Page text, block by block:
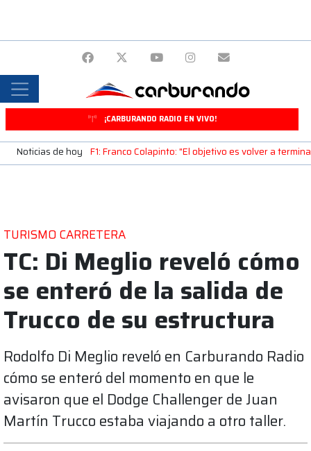
¡CARBURANDO RADIO EN VIVO!
Noticias de hoy F1: Franco Colapinto: "El objetivo es volver a
TURISMO CARRETERA
TC: Di Meglio reveló cómo
se enteró de la salida de
Trucco de su estructura
Rodolfo Di Meglio reveló en Carburando Radio
cómo se enteró del momento en que le
avisaron que el Dodge Challenger de Juan
Martín Trucco estaba viajando a otro taller.